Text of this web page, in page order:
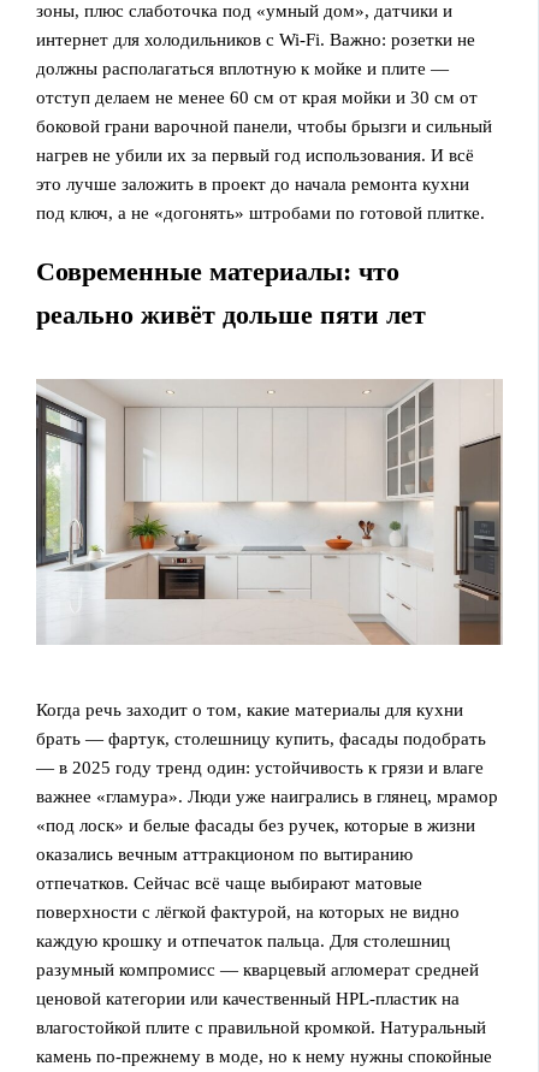
зоны, плюс слаботочка под «умный дом», датчики и
интернет для холодильников с Wi‑Fi. Важно: розетки не
должны располагаться вплотную к мойке и плите —
отступ делаем не менее 60 см от края мойки и 30 см от
боковой грани варочной панели, чтобы брызги и сильный
нагрев не убили их за первый год использования. И всё
это лучше заложить в проект до начала ремонта кухни
под ключ, а не «догонять» штробами по готовой плитке.
Современные материалы: что
реально живёт дольше пяти лет
Когда речь заходит о том, какие материалы для кухни
брать — фартук, столешницу купить, фасады подобрать
— в 2025 году тренд один: устойчивость к грязи и влаге
важнее «гламура». Люди уже наигрались в глянец, мрамор
«под лоск» и белые фасады без ручек, которые в жизни
оказались вечным аттракционом по вытиранию
отпечатков. Сейчас всё чаще выбирают матовые
поверхности с лёгкой фактурой, на которых не видно
каждую крошку и отпечаток пальца. Для столешниц
разумный компромисс — кварцевый агломерат средней
ценовой категории или качественный HPL‑пластик на
влагостойкой плите с правильной кромкой. Натуральный
камень по‑прежнему в моде, но к нему нужны спокойные